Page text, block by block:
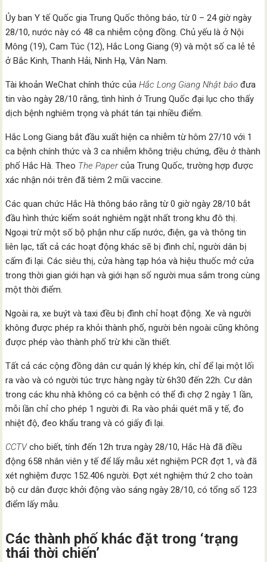
Ủy ban Y tế Quốc gia Trung Quốc thông báo, từ 0 – 24 giờ ngày
28/10, nước này có 48 ca nhiễm cộng đồng. Chủ yếu là ở Nội
Mông (19), Cam Túc (12), Hắc Long Giang (9) và một số ca lẻ tẻ
ở Bắc Kinh, Thanh Hải, Ninh Hạ, Vân Nam.
Tài khoản WeChat chính thức củaHắc Long Giang Nhật báo đưa
tin vào ngày 28/10 rằng, tình hình ở Trung Quốc đại lục cho thấy
dịch bệnh nghiêm trọng và phát tán tại nhiều điểm.
Hắc Long Giang bắt đầu xuất hiện ca nhiễm từ hôm 27/10 với 1
ca bệnh chính thức và 3 ca nhiễm không triệu chứng, đều ở thành
phố Hắc Hà. Theo The Papercủa Trung Quốc, trường hợp được
xác nhận nói trên đã tiêm 2 mũi vaccine.
Các quan chức Hắc Hà thông báo rằng từ 0 giờ ngày 28/10 bắt
đầu hình thức kiểm soát nghiêm ngặt nhất trong khu đô thị.
Ngoại trừ một số bộ phận như cấp nước, điện, ga và thông tin
liên lạc, tất cả các hoạt động khác sẽ bị đình chỉ, người dân bị
cấm đi lại. Các siêu thị, cửa hàng tạp hóa và hiệu thuốc mở cửa
trong thời gian giới hạn và giới hạn số người mua sắm trong cùng
một thời điểm.
Ngoài ra, xe buýt và taxi đều bị đình chỉ hoạt động. Xe và người
không được phép ra khỏi thành phố, người bên ngoài cũng không
được phép vào thành phố trừ khi cần thiết.
Tất cả các cộng đồng dân cư quản lý khép kín, chỉ để lại một lối
ra vào và có người túc trực hàng ngày từ 6h30 đến 22h. Cư dân
trong các khu nhà không có ca bệnh có thể đi chợ 2 ngày 1 lần,
mỗi lần chỉ cho phép 1 người đi. Ra vào phải quét mã y tế, đo
nhiệt độ, đeo khẩu trang và có giấy đi lại.
CCTVcho biết, tính đến 12h trưa ngày 28/10, Hắc Hà đã điều
động 658 nhân viên y tế để lấy mẫu xét nghiệm PCR đợt 1, và đã
xét nghiệm được 152.406 người. Đợt xét nghiệm thứ 2 cho toàn
bộ cư dân được khởi động vào sáng ngày 28/10, có tổng số 123
điểm lấy mẫu.
Các thành phố khác đặt trong ‘trạng
thái thời chiến’